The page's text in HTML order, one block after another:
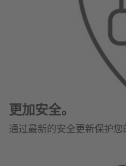
更加安全。
通过最新的安全更新保护您